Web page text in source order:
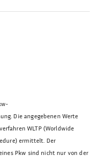
Die angegebenen Werte
WLTP (Worldwide
ermittelt. Der
Pkw sind nicht nur von der